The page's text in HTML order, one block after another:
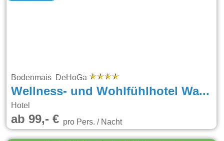
Bodenmais DeHoGa
Wellness- und Wohlfühlhotel Waldeck
Hotel
ab 99,- €pro Pers. / Nacht